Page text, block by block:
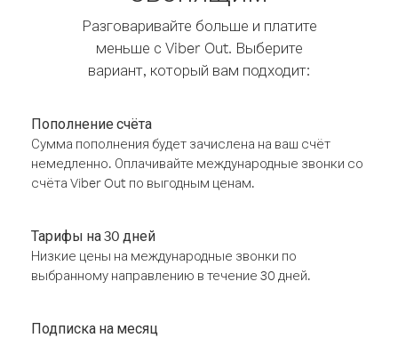
Разговаривайте больше и платите
меньше с Viber Out. Выберите
вариант, который вам подходит:
Пополнение счёта
Сумма пополнения будет зачислена на ваш счёт
немедленно. Оплачивайте международные звонки со
счёта Viber Out по выгодным ценам.
Тарифы на 30 дней
Низкие цены на международные звонки по
выбранному направлению в течение 30 дней.
Подписка на месяц